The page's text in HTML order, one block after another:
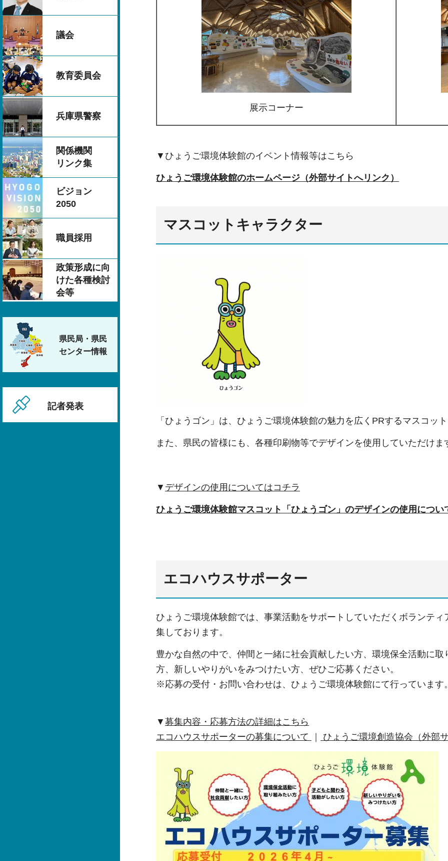
議会
教育委員会
兵庫県警察
関係機関
リンク集
ビジョン
2050
職員採用
政策形成に向
けた各種検討
会等
県民局・県民
センター情報
記者発表
展示コーナー
▼ひょうご環境体験館のイベント情報等はこちら
ひょうご環境体験館のホームページ（外部サイトへリンク）
マスコットキャラクター
「ひょうゴン」は、ひょうご環境体験館の魅力を広くPRするマスコッ
また、県民の皆様にも、各種印刷物等でデザインを使用していただけま
▼ デザインの使用についてはコチラ
ひょうご環境体験館マスコット「ひょうゴン」のデザインの使用につい
エコハウスサポーター
ひょうご環境体験館では、事業活動をサポートしていただくボランテ
集しております。
豊かな自然の中で、仲間と一緒に社会貢献したい方、環境保全活動に
方、新しいやりがいをみつけたい方、ぜひご応募ください。
※応募の受付・お問い合わせは、ひょうご環境体験館にて行っています
▼ 募集内容・応募方法の詳細はこちら
エコハウスサポーターの募集について
｜ ひょうご環境創造協会（外部